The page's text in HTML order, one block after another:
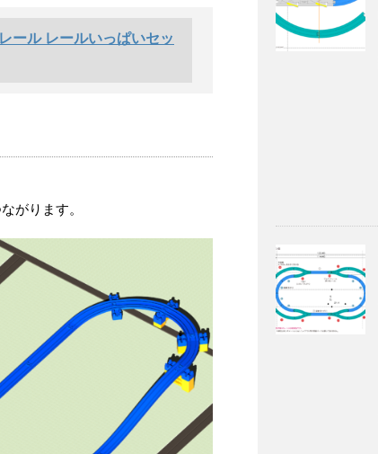
ール レールいっぱいセッ
がります。